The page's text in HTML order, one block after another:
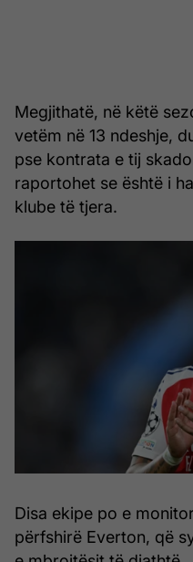
Megjithatë, në këtë
vetëm në 13 ndeshje,
pse kontrata e tij
raportohet se është i
klube të tjera.
Disa ekipe po e
përfshirë Everton, që